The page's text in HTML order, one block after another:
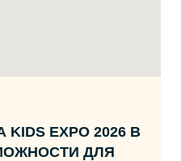
EXPO 2026 В
ДЛЯ